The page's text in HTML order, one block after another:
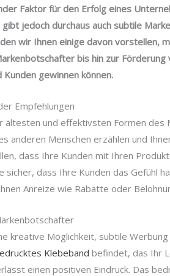
Faktor für den Erfolg eines
jedoch durchaus auch subtile
wir Ihnen einige davon vorstellen,
bis hin zur
gewinnen können.
Empfehlungen
ältesten und effektivsten Formen
anderen Menschen erzählen und
dass Ihre Kunden mit Ihren
sicher, dass Ihre Kunden das
Anreize wie Rabatte oder
kreative Möglichkeit, subtile
Klebeband befindet, das Ihr
einen positiven Eindruck. Das